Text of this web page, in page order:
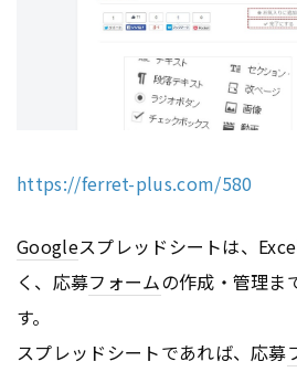
https://ferret-plus.com/580
Googleスプレッドシートは、
く、応募フォームの作成・管理ま
す。
スプレッドシートであれば、応募